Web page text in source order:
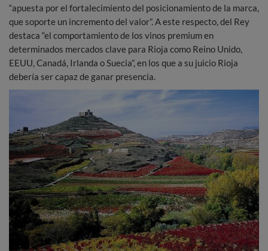
“apuesta por el fortalecimiento del posicionamiento de la marca,
que soporte un incremento del valor”. A este respecto, del Rey
destaca “el comportamiento de los vinos premium en
determinados mercados clave para Rioja como Reino Unido,
EEUU, Canadá, Irlanda o Suecia”, en los que a su juicio Rioja
debería ser capaz de ganar presencia.